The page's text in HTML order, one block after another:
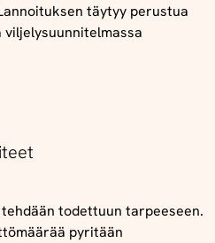
täytyy perustua
todettuun tarpeeseen.
pyritään